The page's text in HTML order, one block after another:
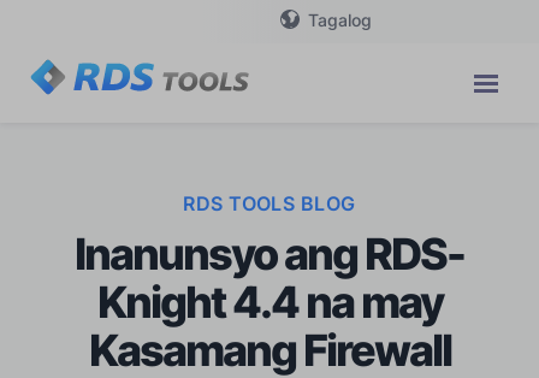
Tagalog
RDS TOOLS BLOG
Inanunsyo ang RDS-
Knight 4.4 na may
Kasamang Firewall